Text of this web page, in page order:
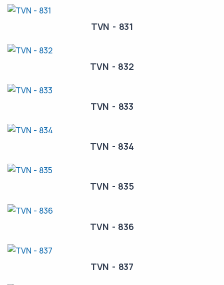
TVN - 831
TVN - 832
TVN - 833
TVN - 834
TVN - 835
TVN - 836
TVN - 837